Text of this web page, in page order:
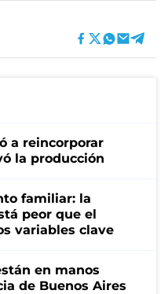
a reincorporar
la producción
familiar: la
peor que el
variables clave
en manos
de Buenos Aires